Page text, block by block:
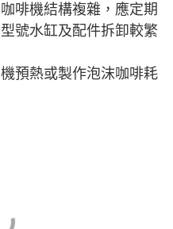
啡機結構複雜，應定期
號水缸及配件拆卸較繁
預熱或製作泡沫咖啡耗